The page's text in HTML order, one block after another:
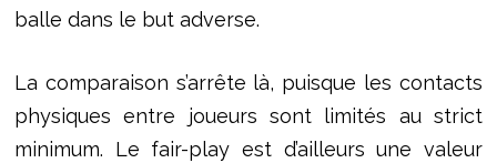
balle dans le but adverse.
La comparaison s’arrête là, puisque les contacts
physiques entre joueurs sont limités au strict
minimum. Le fair-play est d’ailleurs une valeur